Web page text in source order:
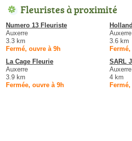
Fleuristes à proximité
Numero 13 Fleuriste
Auxerre
3.3 km
Fermé, ouvre à 9h
Auxerre
3.6 km
La Cage Fleurie
Auxerre
3.9 km
Fermée, ouvre à 9h
SARL
Auxerre
4 km